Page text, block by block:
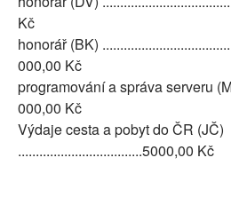
Kč
honorář (BK)
000,00 Kč
programování a správa serveru
000,00 Kč
Výdaje cesta a pobyt do ČR (JČ)
...................................5000,00 Kč